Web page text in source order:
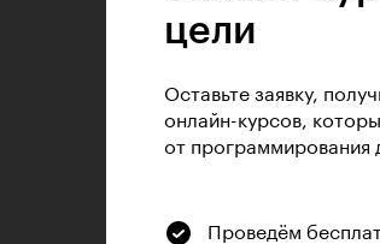
цели
Оставьте заявку,
онлайн-курсов,
от программирования
Проведём